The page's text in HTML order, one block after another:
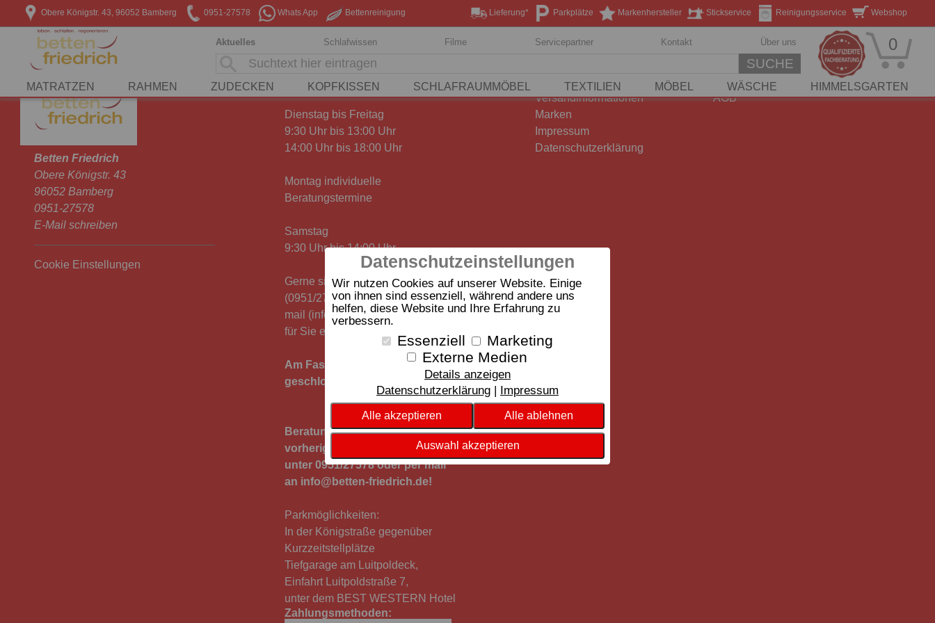
Datenschutzeinstellungen
Wir nutzen Cookies auf unserer Website. Einige
von ihnen sind essenziell, während andere uns
helfen, diese Website und Ihre Erfahrung zu
verbessern.
Essenziell
Marketing
Externe Medien
Details anzeigen
Datenschutzerklärung
Impressum
Alle akzeptieren Alle ablehnen
Auswahl akzeptieren
Obere Königstr. 43, 96052 Bamberg 0951-27578 Whats App Bettenreinigung Webshop
Reinigungsservice
Stickservice
Markenhersteller
Parkplätze
Lieferung*
Aktuelles Schlafwissen Filme Servicepartner Kontakt Über uns
SUCHE
0
MATRATZEN RAHMEN ZUDECKEN KOPFKISSEN SCHLAFRAUMMÖBEL TEXTILIEN MÖBEL WÄSCHE HIMMELSGARTEN
Betten Friedrich
Obere Königstr. 43
96052 Bamberg
0951-27578
E-Mail schreiben
Cookie Einstellungen
Öffnungszeiten:
Dienstag bis Freitag
9:30 Uhr bis 13:00 Uhr
14:00 Uhr bis 18:00 Uhr
Montag individuelle
Beratungstermine
Samstag
9:30 Uhr bis 14:00 Uhr
Gerne sind wir auch telefonisch
(0951/27578) und per
mail (info@betten-friedrich.de)
für Sie erreichbar.
Am Faschingsdienstag haben wir
geschlossen.
Beratungstermine gerne nach
vorheriger Absprache, telefonisch
unter 0951/27578 oder per mail
an info@betten-friedrich.de!
Parkmöglichkeiten:
In der Königstraße gegenüber
Kurzzeitstellplätze
Tiefgarage am Luitpoldeck,
Einfahrt Luitpoldstraße 7,
unter dem BEST WESTERN Hotel
Zahlungsmethoden:
Widerrufsformular
Versandinformationen
Marken
Impressum
Datenschutzerklärung
Widerrufsrecht
AGB